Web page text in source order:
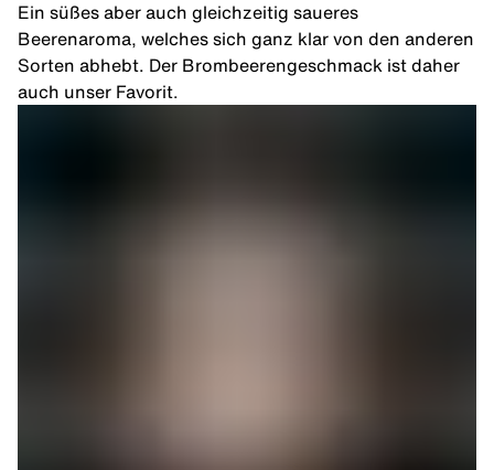
Ein süßes aber auch gleichzeitig saueres
Beerenaroma, welches sich ganz klar von den anderen
Sorten abhebt. Der Brombeerengeschmack ist daher
auch unser Favorit.